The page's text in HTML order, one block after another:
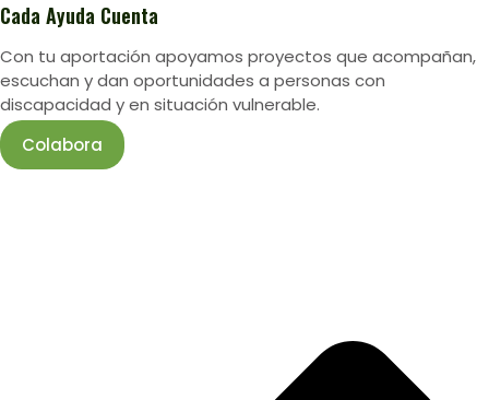
Cada Ayuda Cuenta
Con tu aportación apoyamos proyectos que acompañan,
escuchan y dan oportunidades a personas con
discapacidad y en situación vulnerable.
Colabora